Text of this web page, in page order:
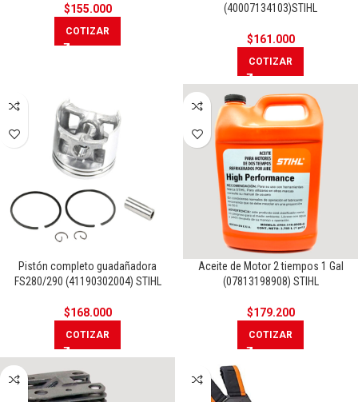
$155.000
COTIZAR
(40007134103)STIHL
$161.000
COTIZAR
Pistón completo guadañadora
FS280/290 (41190302004) STIHL
$168.000
COTIZAR
Aceite de Motor 2 tiempos 1 Gal
(07813198908) STIHL
$179.200
COTIZAR